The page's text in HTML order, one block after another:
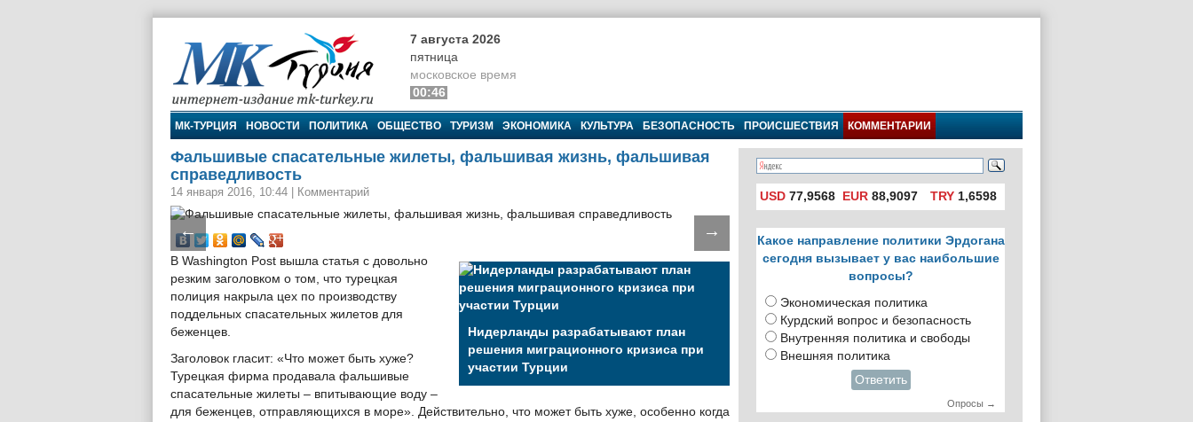
МК-Турция
7 августа 2026
пятница
московское время
00:46
МК-ТУРЦИЯ НОВОСТИ ПОЛИТИКА ОБЩЕСТВО ТУРИЗМ ЭКОНОМИКА КУЛЬТУРА БЕЗОПАСНОСТЬ ПРОИСШЕСТВИЯ КОММЕНТАРИИ
Фальшивые спасательные жилеты, фальшивая жизнь, фальшивая
справедливость
14 января 2016, 10:44 Комментарий
← →
Нидерланды разрабатывают план
решения миграционного кризиса при
участии Турции
В Washington Post вышла статья с довольно
резким заголовком о том, что турецкая
полиция накрыла цех по производству
поддельных спасательных жилетов для
беженцев.
Заголовок гласит: «Что может быть хуже?
Турецкая фирма продавала фальшивые
спасательные жилеты – впитывающие воду –
для беженцев, отправляющихся в море». Действительно, что может быть хуже, особенно когда
USD 77,9568 EUR 88,9097 TRY1,6598
Какое направление политики Эрдогана
сегодня вызывает у вас наибольшие
вопросы?
Экономическая политика
Курдский вопрос и безопасность
Внутренняя политика и свободы
Внешняя политика
Ответить
Опросы →